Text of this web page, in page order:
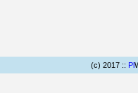
(c) 2017 :: Pl